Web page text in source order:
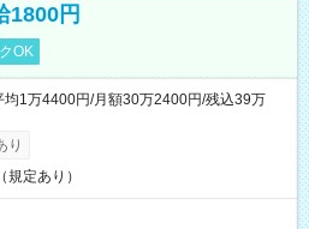
1800円
OK
1万4400円/月額30万2400円/残込39万
り
定あり）